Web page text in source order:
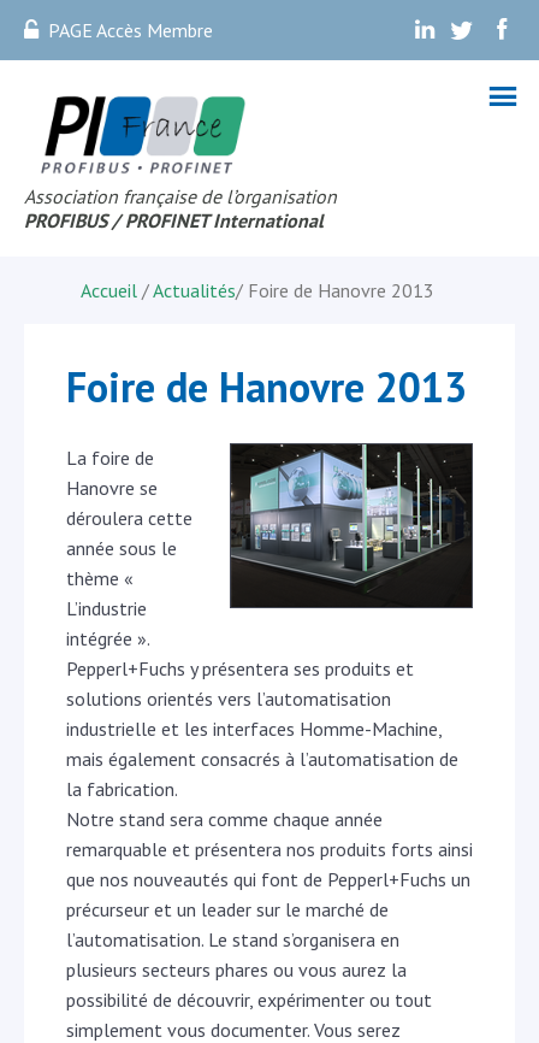
PAGE Accès Membre . . .
Association française de l’organisation
PROFIBUS / PROFINET International
Accueil /Actualités/ Foire de Hanovre 2013
Foire de Hanovre 2013
La foire de
Hanovre se
déroulera cette
année sous le
thème «
L’industrie
intégrée ».
Pepperl+Fuchs y présentera ses produits et
solutions orientés vers l’automatisation
industrielle et les interfaces Homme-Machine,
mais également consacrés à l’automatisation de
la fabrication.
Notre stand sera comme chaque année
remarquable et présentera nos produits forts ainsi
que nos nouveautés qui font de Pepperl+Fuchs un
précurseur et un leader sur le marché de
l’automatisation. Le stand s’organisera en
plusieurs secteurs phares ou vous aurez la
possibilité de découvrir, expérimenter ou tout
simplement vous documenter. Vous serez